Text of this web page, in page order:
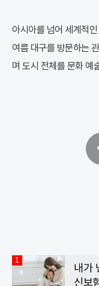
아시아를 넘어 세계적
여름 대구를 방문하는
며 도시 전체를 문화 예
1
내가
신보